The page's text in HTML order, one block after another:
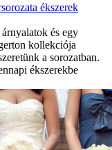
ékszerek
és egy
kollekciója
a sorozatban.
ékszerekbe